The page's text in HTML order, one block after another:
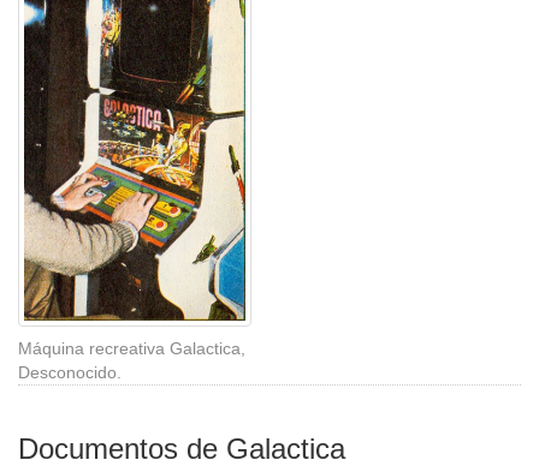
Máquina recreativa Galactica,
Desconocido.
Documentos de Galactica